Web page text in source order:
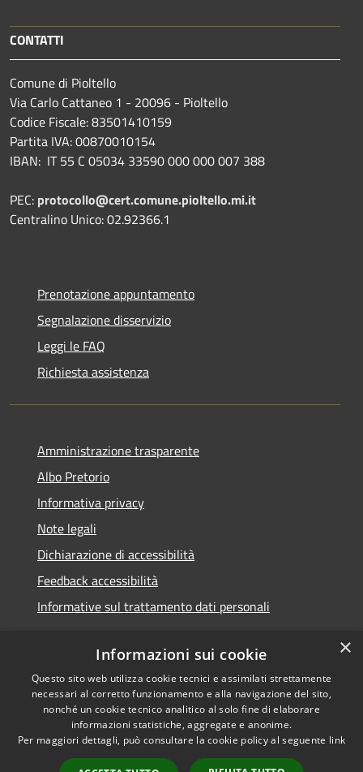
CONTATTI
Comune di Pioltello
Via Carlo Cattaneo 1 - 20096 - Pioltello
Codice Fiscale: 83501410159
Partita IVA: 00870010154
IBAN: IT 55 C 05034 33590 000 000 007 388
PEC: protocollo@cert.comune.pioltello.mi.it
Centralino Unico: 02.92366.1
Prenotazione appuntamento
Segnalazione disservizio
Leggi le FAQ
Richiesta assistenza
Amministrazione trasparente
Albo Pretorio
Informativa privacy
Note legali
Dichiarazione di accessibilità
Feedback accessibilità
Informative sul trattamento dati personali
RSS
Accessibilità
Cookie
Mappa del sito
Copyright © 2026 • Comune di
Pioltello • Powered by
Municipium•Accesso
redazione
×
Informazioni sui cookie
Questo sito web utilizza cookie tecnici e assimilati strettamente
necessari al corretto funzionamento e alla navigazione del sito,
nonché un cookie tecnico analitico al solo fine di elaborare
informazioni statistiche, aggregate e anonime.
Per maggiori dettagli, può consultare la cookie policy al seguente link